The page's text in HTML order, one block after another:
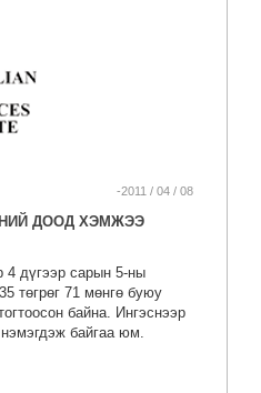
-2011 / 04 / 08
ДООД ХЭМЖЭЭ
4 дүгээр сарын 5-ны
төгрөг 71 мөнгө буюу
байна. Ингэснээр
байгаа юм.